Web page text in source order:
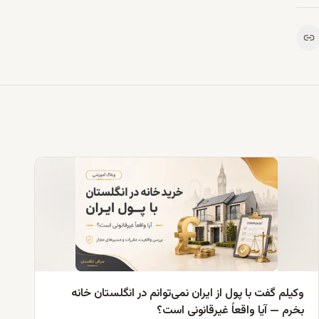
وکیلم گفت با پول از ایران نمی‌توانم در انگلستان خانه
بخرم — آیا واقعاً غیرقانونی است؟